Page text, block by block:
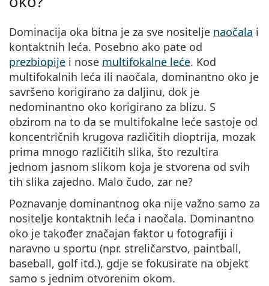
Persol
Prada
Sve marke sunčanih naočala
Dominacija oka bitna je za sve nositelje naočala i
kontaktnih leća. Posebno ako pate od
prezbiopije i nose multifokalne leće. Kod
multifokalnih leća ili naočala, dominantno oko je
savršeno korigirano za daljinu, dok je
nedominantno oko korigirano za blizu. S
obzirom na to da se multifokalne leće sastoje od
koncentričnih krugova različitih dioptrija, mozak
prima mnogo različitih slika, što rezultira
jednom jasnom slikom koja je stvorena od svih
tih slika zajedno. Malo čudo, zar ne?
Poznavanje dominantnog oka nije važno samo za
nositelje kontaktnih leća i naočala. Dominantno
oko je također značajan faktor u fotografiji i
naravno u sportu (npr. streličarstvo, paintball,
baseball, golf itd.), gdje se fokusirate na objekt
samo s jednim otvorenim okom.